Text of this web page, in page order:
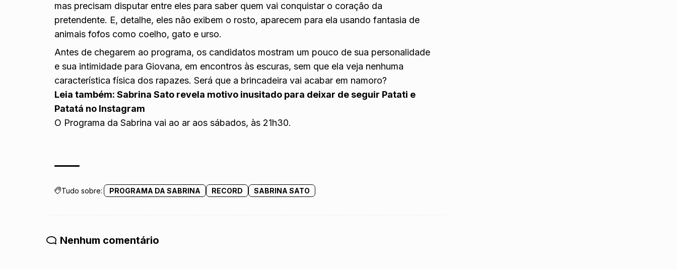
mas precisam disputar entre eles para saber quem vai conquistar o coração da
pretendente. E, detalhe, eles não exibem o rosto, aparecem para ela usando fantasia de
animais fofos como coelho, gato e urso.
Antes de chegarem ao programa, os candidatos mostram um pouco de sua personalidade
e sua intimidade para Giovana, em encontros às escuras, sem que ela veja nenhuma
característica física dos rapazes. Será que a brincadeira vai acabar em namoro?
Leia também:Sabrina Sato revela motivo inusitado para deixar de seguir Patati e
Patatá no Instagram
O Programa da Sabrina vai ao ar aos sábados, às 21h30.
Tudo sobre: PROGRAMA DA SABRINA RECORD SABRINA SATO
Nenhum comentário